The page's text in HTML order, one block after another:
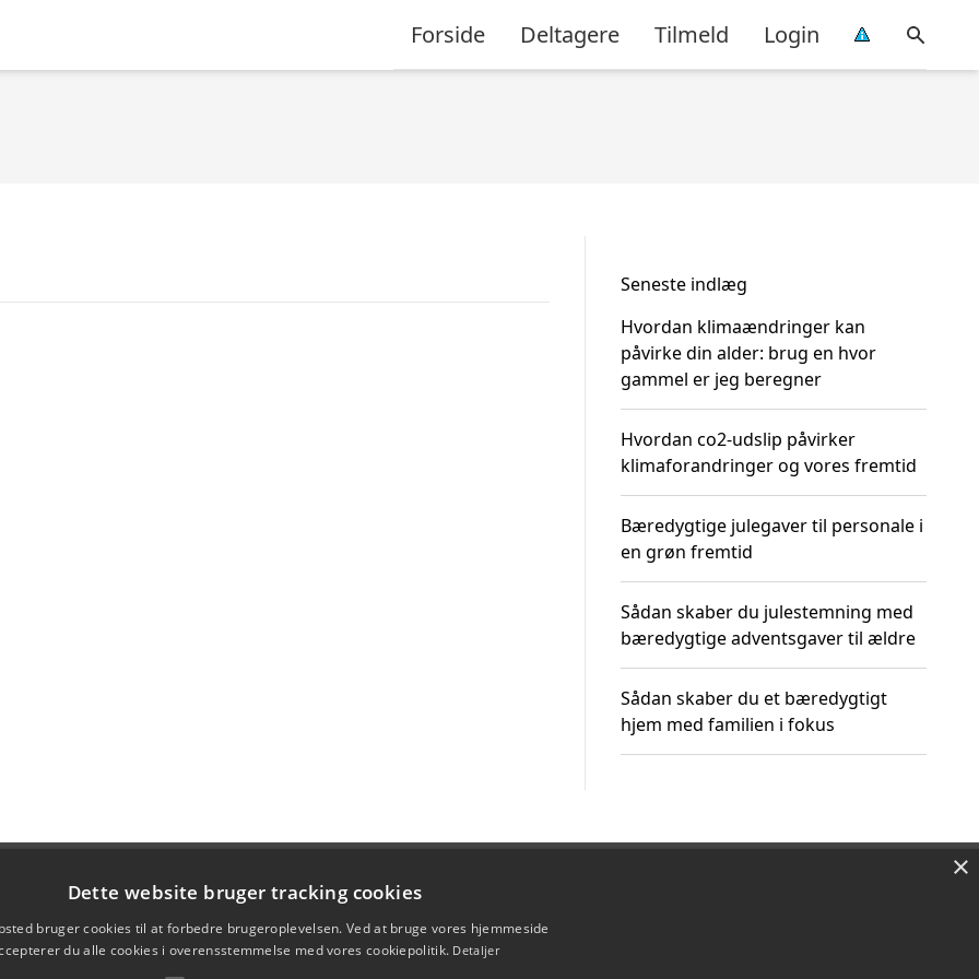
Forside Deltagere Tilmeld Login
Seneste indlæg
Hvordan klimaændringer kan
påvirke din alder: brug en hvor
gammel er jeg beregner
Hvordan co2-udslip påvirker
klimaforandringer og vores fremtid
Bæredygtige julegaver til personale i
en grøn fremtid
Sådan skaber du julestemning med
bæredygtige adventsgaver til ældre
Sådan skaber du et bæredygtigt
hjem med familien i fokus
×
Dette website bruger tracking cookies
bruger cookies til at forbedre brugeroplevelsen. Ved at bruge vores hjemmeside
du alle cookies i overensstemmelse med vores cookiepolitik. Detaljer